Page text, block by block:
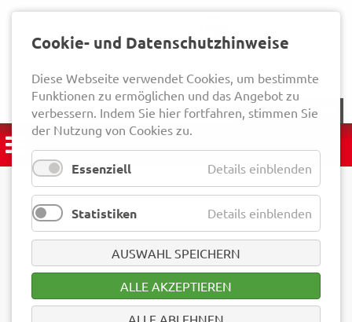
NEWSLETTER
Cookie- und Datenschutzhinweise
Diese Webseite verwendet Cookies, um bestimmte
Funktionen zu ermöglichen und das Angebot zu
verbessern. Indem Sie hier fortfahren, stimmen Sie
der Nutzung von Cookies zu.
Essenziell Details einblenden
Statistiken Details einblenden
AUSWAHL SPEICHERN
ALLE AKZEPTIEREN
ALLE ABLEHNEN